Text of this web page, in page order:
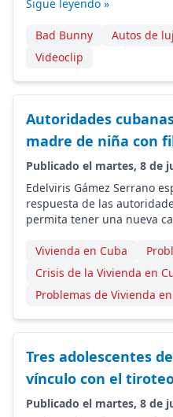
Sigue leyendo »
Bad Bunny Autos de
Videoclip
Autoridades
madre de niña con
Publicado el martes, 8 de
Edelviris Gámez Serrano
respuesta de las
permita tener una nueva
Vivienda en Cuba
Crisis de la Vivienda en
Problemas de Vivienda
Tres adolescentes
vínculo con el
Publicado el martes, 8 de